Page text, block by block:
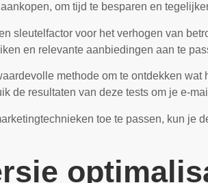
om tijd te besparen en
sleutelfactor voor het verhogen van
en relevante aanbiedingen aan te
methode om te ontdekken
de resultaten van deze tests om je e-
toe te passen, kun je